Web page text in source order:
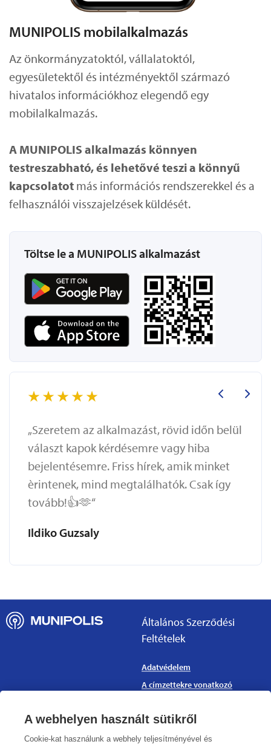
MUNIPOLIS mobilalkalmazás
Az önkormányzatoktól, vállalatoktól,
egyesületektől és intézményektől származó
hivatalos információkhoz elegendő egy
mobilalkalmazás.
A MUNIPOLIS alkalmazás könnyen
testreszabható, és lehetővé teszi a könnyű
kapcsolatot más információs rendszerekkel és a
felhasználói visszajelzések küldését.
Töltse le a MUNIPOLIS alkalmazást
„Szeretem az alkalmazást, rövid időn belül
választ kapok kérdésemre vagy hiba
bejelentésemre. Friss hírek, amik minket
èrintenek, mind megtalálhatók. Csak így
tovább!👍🫶“
Ildiko Guzsaly
Általános Szerződési
Feltételek
Adatvédelem
A címzettekre vonatkozó
Felhasználási feltételek
A webhelyen használt sütikről
Cookie-kat használunk a webhely teljesítményével és